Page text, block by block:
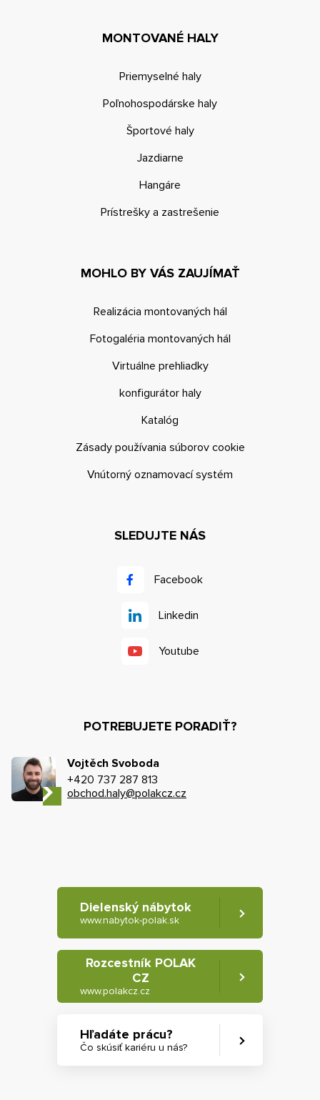
MONTOVANÉ HALY
Priemyselné haly
Poľnohospodárske haly
Športové haly
Jazdiarne
Hangáre
Prístrešky a zastrešenie
MOHLO BY VÁS ZAUJÍMAŤ
Realizácia montovaných hál
Fotogaléria montovaných hál
Virtuálne prehliadky
konfigurátor haly
Katalóg
Zásady používania súborov cookie
Vnútorný oznamovací systém
SLEDUJTE NÁS
Facebook
Linkedin
Youtube
POTREBUJETE PORADIŤ?
Vojtěch Svoboda
+420 737 287 813
obchod.haly@polakcz.cz
Dielenský nábytok
www.nabytok-polak.sk
Rozcestník POLAK
CZ
www.polakcz.cz
Hľadáte prácu?
Čo skúsiť kariéru u nás?